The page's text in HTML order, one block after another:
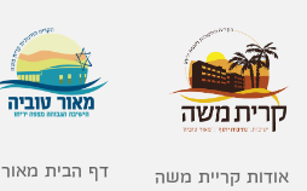
אודות קריית משה
דף הבית מאור